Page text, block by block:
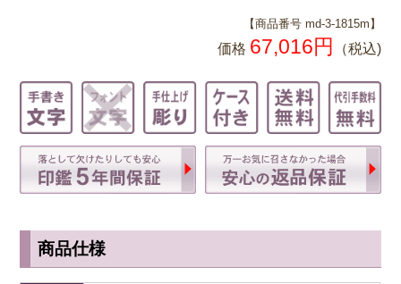
【商品番号 md-3-1815m】
価格 67,016円 （税込)
商品仕様